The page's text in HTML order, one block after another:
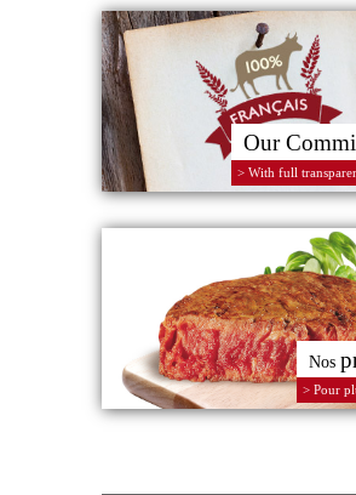
Our
> With full
Nos
> Pour